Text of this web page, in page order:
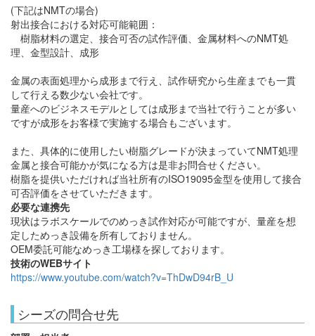
(下記はNMTの場合)
射出接合における対応可能範囲：
樹脂材料の選定、接合可否の試作評価、金属材料へのNMT処
理、金型設計、成形
金属の表面処理から成形まで行え、試作研究から生産までも一貫
して行える数少ない会社です。
量産へのビジネスモデルとしては成形まで当社で行うことが多い
ですが成形をお客様で実施する場合もございます。
また、具体的に使用したい樹脂グレードが決まっていてNMT処理
金属と接合可能かが気になる方は是非お問合せください。
樹脂を提供いただければ当社所有のISO19095金型を使用して接合
可否評価をさせていただきます。
必要な連携先
現状はラボスケールでのめっき試作対応が可能ですが、量産を想
定しためっき設備を所有しておりません。
OEM委託可能なめっき工場様を探しております。
技術のWEBサイト
https://www.youtube.com/watch?v=ThDwD94rB_U
シーズの問合せ先